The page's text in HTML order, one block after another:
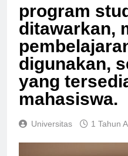
program
ditawarkan,
digunakan,
yang
mahasiswa.
Universitas 1 Tahun